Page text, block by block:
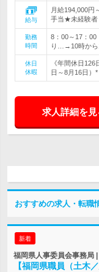
給与
月給194,000円
手当★未経験者
勤務
時間
8：00～17：
り…→10時から
休日
休暇
《年間休日
日～8月16日）
求人詳細を見
おすすめの求人・転職
新着
福岡県人事委員会事務局
【福岡県職員（土木